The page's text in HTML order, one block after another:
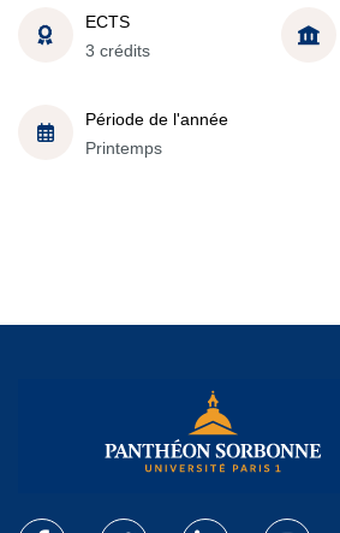
ECTS
3 crédits
Période de l'année
Printemps